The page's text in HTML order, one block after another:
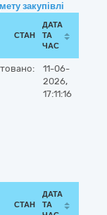
закупівлі
СТАН
ДАТА
ТА
ЧАС
11-06-
2026,
17:11:16
СТАН
ДАТА
ТА